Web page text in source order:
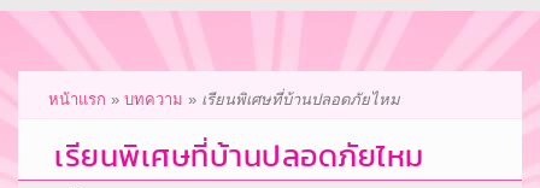
หน้าแรก » บทความ » เรียนพิเศษที่บ้านปลอดภัยไหม
เรียนพิเศษที่บ้านปลอดภัยไหม